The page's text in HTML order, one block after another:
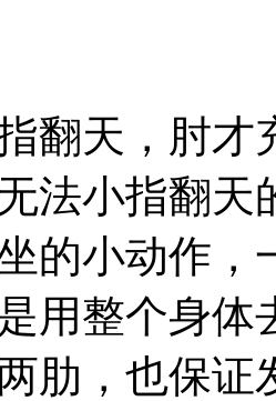
天，肘才
法小指翻
的小动作，
用整个身体
肋，也保